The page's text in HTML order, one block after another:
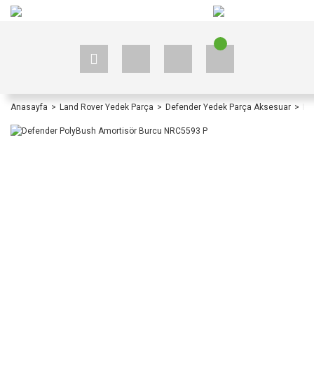
Anasayfa Land Rover Yedek Parça Defender Yedek Parça Aksesuar